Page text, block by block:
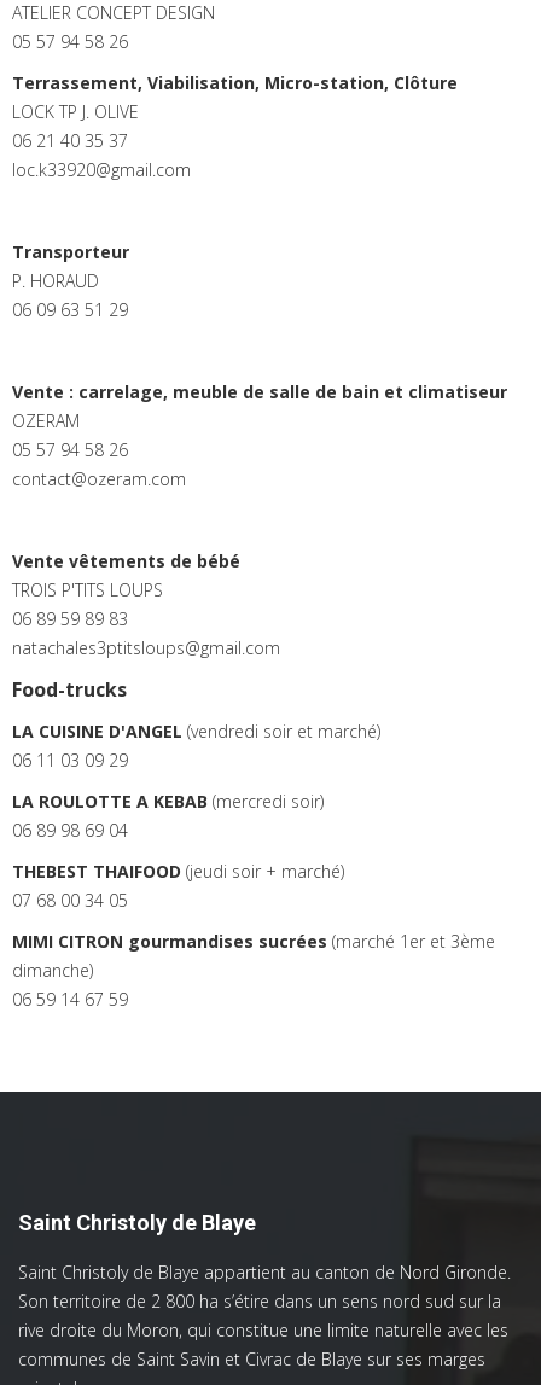
ATELIER CONCEPT DESIGN
05 57 94 58 26
Terrassement, Viabilisation, Micro-station, Clôture
LOCK TP J. OLIVE
06 21 40 35 37
loc.k33920@gmail.com
Transporteur
P. HORAUD
06 09 63 51 29
Vente : carrelage, meuble de salle de bain et climatiseur
OZERAM
05 57 94 58 26
contact@ozeram.com
Vente vêtements de bébé
TROIS P'TITS LOUPS
06 89 59 89 83
natachales3ptitsloups@gmail.com
Food-trucks
LA CUISINE D'ANGEL (vendredi soir et marché)
06 11 03 09 29
LA ROULOTTE A KEBAB (mercredi soir)
06 89 98 69 04
THEBEST THAIFOOD (jeudi soir + marché)
07 68 00 34 05
MIMI CITRON gourmandises sucrées (marché 1er et 3ème
dimanche)
06 59 14 67 59
Saint Christoly de Blaye
Saint Christoly de Blaye appartient au canton de Nord Gironde.
Son territoire de 2 800 ha s’étire dans un sens nord sud sur la
rive droite du Moron, qui constitue une limite naturelle avec les
communes de Saint Savin et Civrac de Blaye sur ses marges